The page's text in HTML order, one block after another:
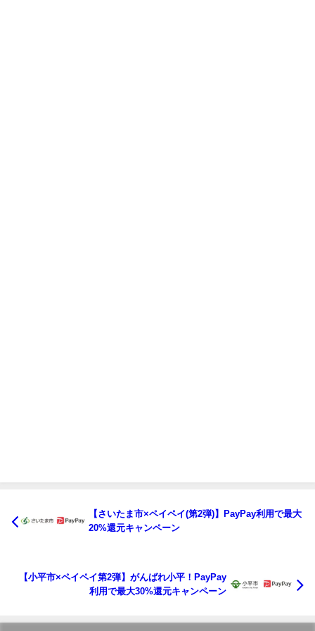
【さいたま市×ペイペイ(第2弾)】PayPay利用で最大
20%還元キャンペーン
【小平市×ペイペイ第2弾】がんばれ小平！PayPay
利用で最大30%還元キャンペーン